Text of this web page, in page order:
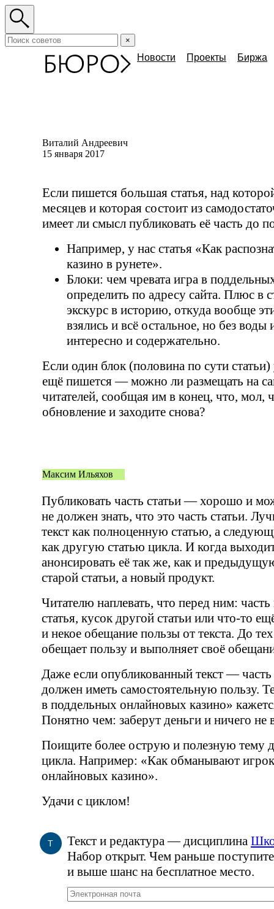
×
Новости Проекты Биржа
Виталий Андреевич
15 января 2017
Если пишется большая статья, над
месяцев и которая состоит из
имеет ли смысл публиковать её часть до
Например, у нас статья «Как
казино в рунете».
Блоки: чем чревата игра в
определить по адресу сайта. Плюс в
экскурс в историю, откуда вообще
взялись и всё остальное, но без
интересно и содержательно.
Если один блок (половина по сути
ещё пишется — можно ли размещать на
читателей, сообщая им в конец, что, мол,
обновление и заходите снова?
Максим Ильяхов
Публиковать часть статьи — хорошо и
не должен знать, что это часть статьи.
текст как полноценную статью, а
как другую статью цикла. И когда
анонсировать её так же, как и
старой статьи, а новый продукт.
Читателю наплевать, что перед ним: часть
статья, кусок другой статьи или что-то
и некое обещание пользы от текста. До
обещает пользу и выполняет своё
Даже если опубликованный текст —
должен иметь самостоятельную пользу.
в поддельных онлайновых казино»
Понятно чем: заберут деньги и ничего не
Поищите более острую и полезную тему
цикла. Например: «Как обманывают
онлайновых казино».
Удачи с циклом!
Т Текст и редактура — дисциплина
Набор открыт. Чем раньше
и выше шанс на бесплатное место.